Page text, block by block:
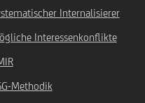
Internalisierer
Interessenkonflikte
Methodik